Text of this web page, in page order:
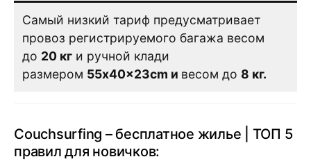
Самый низкий тариф предусматривает
провоз регистрируемого багажа весом
до 20 кг и ручной клади
размером 55x40x23cm и весом до 8 кг.
Couchsurfing – бесплатное жилье | ТОП 5
правил для новичков: